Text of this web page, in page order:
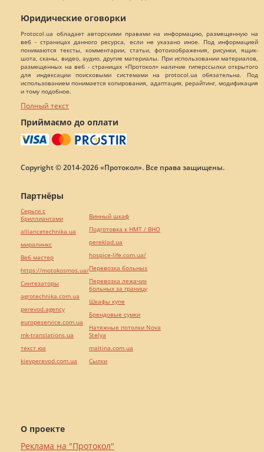
Юридические оговорки
Protocol.ua обладает авторскими правами на информацию, размещенную на
веб - страницах данного ресурса, если не указано иное. Под информацией
понимаются тексты, комментарии, статьи, фотоизображения, рисунки, ящик-
шота, сканы, видео, аудио, другие материалы. При использовании материалов,
размещенных на веб - страницах «Протокол» наличие гиперссылки открытого
для индексации поисковыми системами на protocol.ua обязательна. Под
использованием понимается копирования, адаптация, рерайтинг, модификация
и тому подобное.
Полный текст
Приймаємо до оплати
Copyright © 2014-2026 «Протокол». Все права защищены.
О проекте
Реклама на "Протокол"
Партнёры
Серьги с
бриллиантами
alliancetechnika.ua
миралинкс
Веб мастер
https://motokosmos.ua/
Синтезаторы
agrotechnika.com.ua
perevod.agency
europeservice.com.ua
mk-translations.ua
текст юа
kievperevod.com.ua
Винный шкаф
Подготовка к НМТ / ВНО
pereklad.ua
hospice-life.com.ua/
Перевозка больных
Перевозка лежачих
больных за границу
Шкафы купе
Брендовые сумки
Натяжные потолки Nova
Stelya
maltina.com.ua
Cылки